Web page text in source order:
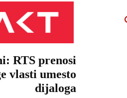
RTS prenosi
vlasti umesto
dijaloga